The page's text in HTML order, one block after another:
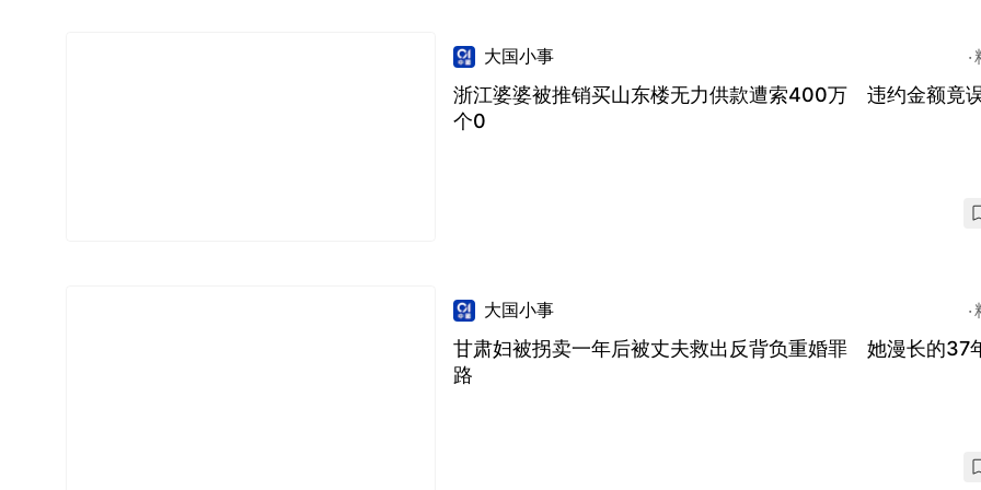
大国小事
浙江婆婆被推销买山东楼无力供款遭索400万 违约金额竟
个0
大国小事
甘肃妇被拐卖一年后被丈夫救出反背负重婚罪 她漫长的37
路